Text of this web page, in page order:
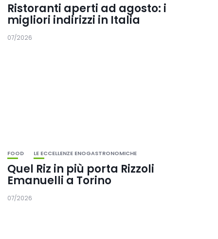
Ristoranti aperti ad agosto: i
migliori indirizzi in Italia
07/2026
FOOD LE ECCELLENZE ENOGASTRONOMICHE
Quel Riz in più porta Rizzoli
Emanuelli a Torino
07/2026